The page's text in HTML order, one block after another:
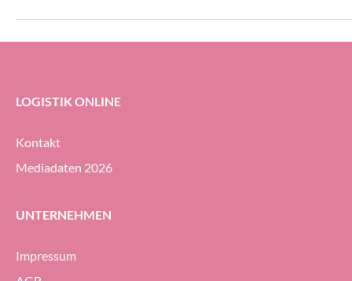
das neue Distributionszentrum des
LOGISTIK ONLINE
Kontakt
Mediadaten 2026
UNTERNEHMEN
Impressum